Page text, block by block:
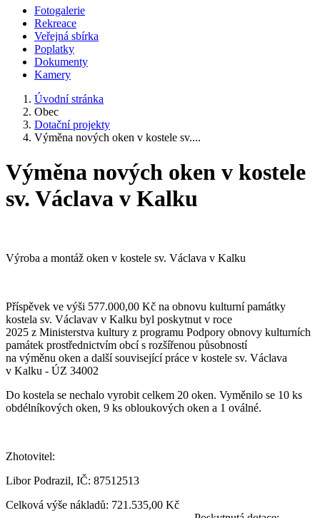
Fotogalerie
Rekreace
Veřejná sbírka
Poplatky
Dokumenty
Kamery
Úvodní stránka
Obec
Dotační projekty
Výměna nových oken v kostele sv....
Výměna nových oken v kostele
sv. Václava v Kalku
Výroba a montáž oken v kostele sv. Václava v Kalku
Příspěvek ve výši 577.000,00 Kč na obnovu kulturní památky
kostela sv. Václavav v Kalku byl poskytnut v roce
2025 z Ministerstva kultury z programu Podpory obnovy kulturních
památek prostřednictvím obcí s rozšířenou působností
na výměnu oken a další související práce v kostele sv. Václava
v Kalku - ÚZ 34002
Do kostela se nechalo vyrobit celkem 20 oken. Vyměnilo se 10 ks
obdélníkových oken, 9 ks obloukových oken a 1 oválné.
Zhotovitel:
Libor Podrazil, IČ: 87512513
Celková výše nákladů: 721.535,00 Kč